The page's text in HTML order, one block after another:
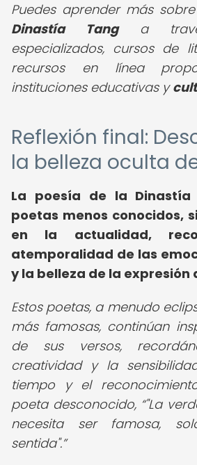
Puedes aprender más
Dinastía Tanga
especializados, cursos de
recursos en línea
instituciones educativas y
Reflexión final:
la belleza oculta
La poesía de la Dinastía
poetas menos conocidos,
en la actualidad,
atemporalidad de las
y la belleza de la expresión
Estos poetas, a menudo
más famosas, continúan
de sus versos,
creatividad y la
tiempo y el
poeta desconocido, "La
necesita ser famosa,
sentida".